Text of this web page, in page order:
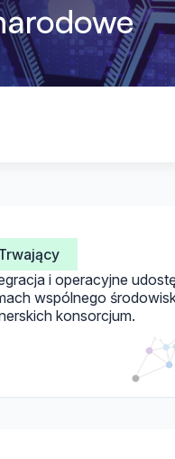
i operacyjne
wspólnego
konsorcjum.